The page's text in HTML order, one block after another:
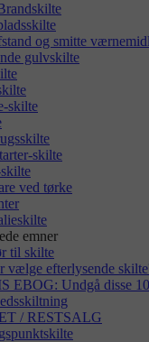
og smitte
gulvskilte
skilte
skilte
ved tørke
emner
til skilte
vælge efterlysende
EBOG: Undgå disse
/ RESTSALG